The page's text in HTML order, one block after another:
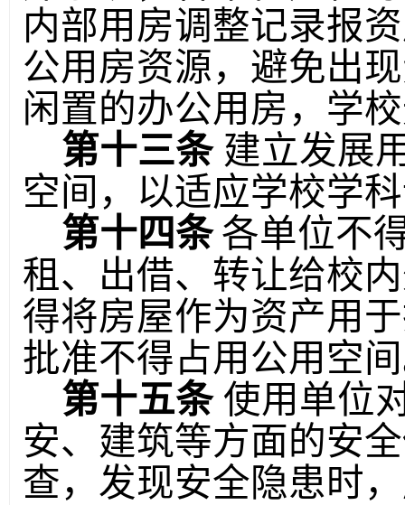
内部用房调整记录报
公用房资源，避免出
闲置的办公用房，学
第十三条 建立发展
空间，以适应学校学
第十四条 各单位不
租、出借、转让给校
得将房屋作为资产用
批准不得占用公用空
第十五条 使用单位
安、建筑等方面的安
查，发现安全隐患时